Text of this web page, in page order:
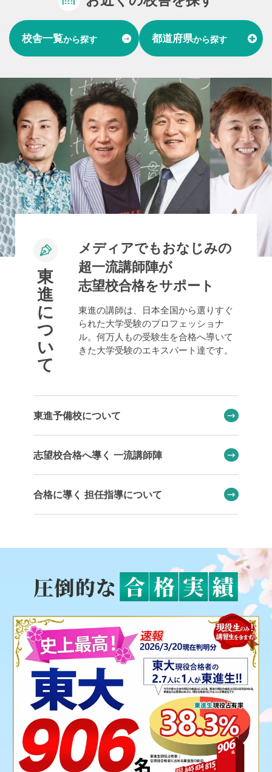
校舎一覧から探す 都道府県から探す
東海 愛知県 岐阜県
関西 大阪府 兵庫県
中国 山口県
九州 福岡県 熊本県 長崎県
東
進
に
つ
い
て
メディアでもおなじみの
超一流講師陣が
志望校合格をサポート
東進の講師は、日本全国から選りすぐ
られた大学受験のプロフェッショナ
ル。何万人もの受験生を合格へ導いて
きた大学受験のエキスパート達です。
東進予備校について
志望校合格へ導く 一流講師陣
合格に導く 担任指導について